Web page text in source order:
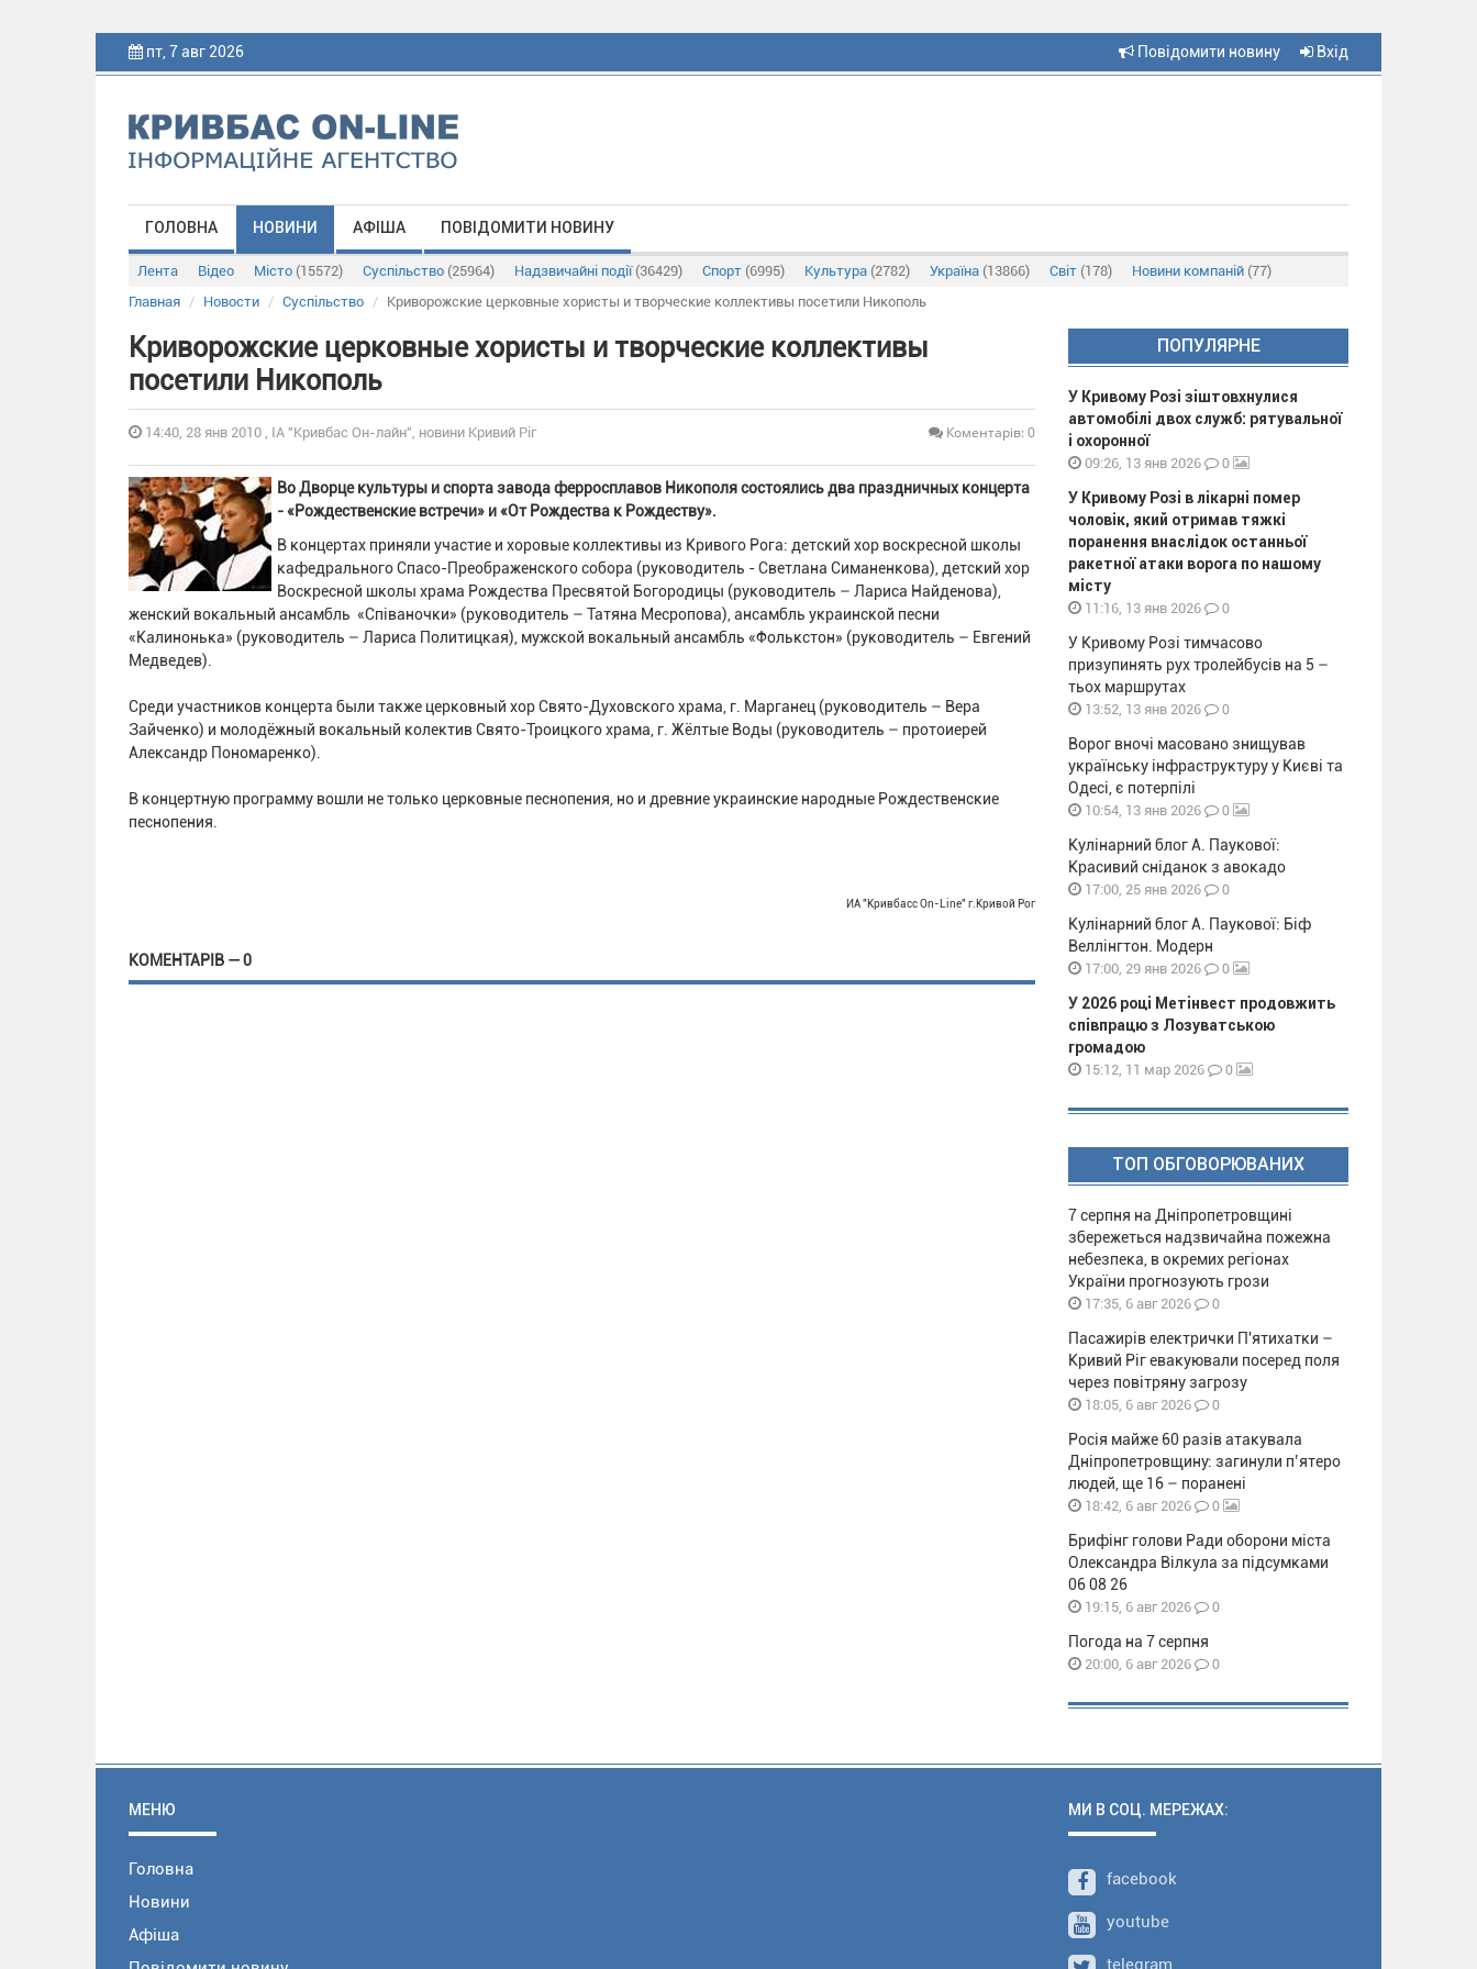
пт, 7 авг 2026 Повідомити новину Вхід
ГОЛОВНА НОВИНИ АФІША ПОВІДОМИТИ НОВИНУ
Лента Відео Місто (15572) Суспільство (25964) Надзвичайні події (36429) Спорт (6995) Культура (2782) Україна (13866) Світ (178) Новини компаній (77)
Главная
Новости Суспільство Криворожские церковные хористы и творческие коллективы посетили Никополь
Криворожские церковные хористы и творческие коллективы
посетили Никополь
14:40, 28 янв 2010 , ІА "Кривбас Он-лайн", новини Кривий Ріг Коментарів: 0
Во Дворце культуры и спорта завода ферросплавов Никополя состоялись два праздничных концерта
- «Рождественские встречи» и «От Рождества к Рождеству».
В концертах приняли участие и хоровые коллективы из Кривого Рога: детский хор воскресной школы
кафедрального Спасо-Преображенского собора (руководитель - Светлана Симаненкова), детский хор
Воскресной школы храма Рождества Пресвятой Богородицы (руководитель – Лариса Найденова),
женский вокальный ансамбль «Співаночки» (руководитель – Татяна Месропова), ансамбль украинской песни
«Калинонька» (руководитель – Лариса Политицкая), мужской вокальный ансамбль «Фолькстон» (руководитель – Евгений
Медведев).
Среди участников концерта были также церковный хор Свято-Духовского храма, г. Марганец (руководитель – Вера
Зайченко) и молодёжный вокальный колектив Свято-Троицкого храма, г. Жёлтые Воды (руководитель – протоиерей
Александр Пономаренко).
В концертную программу вошли не только церковные песнопения, но и древние украинские народные Рождественские
песнопения.
ИА "Кривбасс On-Line" г.Кривой Рог
КОМЕНТАРІВ — 0
ПОПУЛЯРНЕ
У Кривому Розі зіштовхнулися
автомобілі двох служб: рятувальної
і охоронної
09:26, 13 янв 2026 0
У Кривому Розі в лікарні помер
чоловік, який отримав тяжкі
поранення внаслідок останньої
ракетної атаки ворога по нашому
місту
11:16, 13 янв 2026 0
У Кривому Розі тимчасово
призупинять рух тролейбусів на 5 –
тьох маршрутах
13:52, 13 янв 2026 0
Ворог вночі масовано знищував
українську інфраструктуру у Києві та
Одесі, є потерпілі
10:54, 13 янв 2026 0
Кулінарний блог А. Паукової:
Красивий сніданок з авокадо
17:00, 25 янв 2026 0
Кулінарний блог А. Паукової: Біф
Веллінгтон. Модерн
17:00, 29 янв 2026 0
У 2026 році Метінвест продовжить
співпрацю з Лозуватською
громадою
15:12, 11 мар 2026 0
ТОП ОБГОВОРЮВАНИХ
7 серпня на Дніпропетровщині
збережеться надзвичайна пожежна
небезпека, в окремих регіонах
України прогнозують грози
17:35, 6 авг 2026 0
Пасажирів електрички П'ятихатки –
Кривий Ріг евакуювали посеред поля
через повітряну загрозу
18:05, 6 авг 2026 0
Росія майже 60 разів атакувала
Дніпропетровщину: загинули п’ятеро
людей, ще 16 – поранені
18:42, 6 авг 2026 0
Брифінг голови Ради оборони міста
Олександра Вілкула за підсумками
06 08 26
19:15, 6 авг 2026 0
Погода на 7 серпня
20:00, 6 авг 2026 0
МЕНЮ
Головна
Новини
Афіша
МИ В СОЦ. МЕРЕЖАХ:
facebook
youtube
telegram